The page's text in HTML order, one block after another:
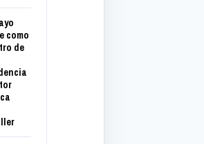
como
de